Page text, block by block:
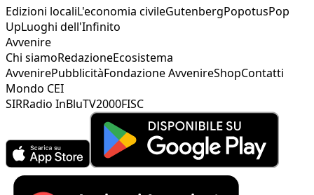
Edizioni localiL'economia civileGutenbergPopotusPop
UpLuoghi dell'Infinito
Avvenire
Chi siamoRedazioneEcosistema
AvvenirePubblicitàFondazione AvvenireShopContatti
Mondo CEI
SIRRadio InBluTV2000FISC